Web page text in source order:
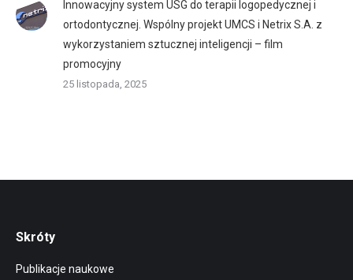
Innowacyjny system USG do terapii logopedycznej i
ortodontycznej. Wspólny projekt UMCS i Netrix S.A. z
wykorzystaniem sztucznej inteligencji – film
promocyjny
25 listopada, 2025
Skróty
Publikacje naukowe